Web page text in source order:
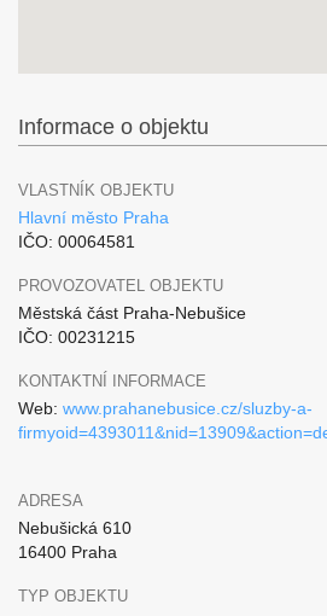
Informace o objektu
VLASTNÍK OBJEKTU
Hlavní město Praha
IČO: 00064581
PROVOZOVATEL OBJEKTU
Městská část Praha-Nebušice
IČO: 00231215
KONTAKTNÍ INFORMACE
Web: www.prahanebusice.cz/sluzby-a-
ADRESA
Nebušická 610
16400 Praha
TYP OBJEKTU